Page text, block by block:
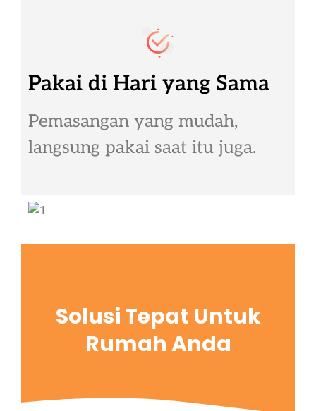
Pakai di Hari yang Sama
Pemasangan yang mudah,
langsung pakai saat itu juga.
Solusi Tepat Untuk
Rumah Anda